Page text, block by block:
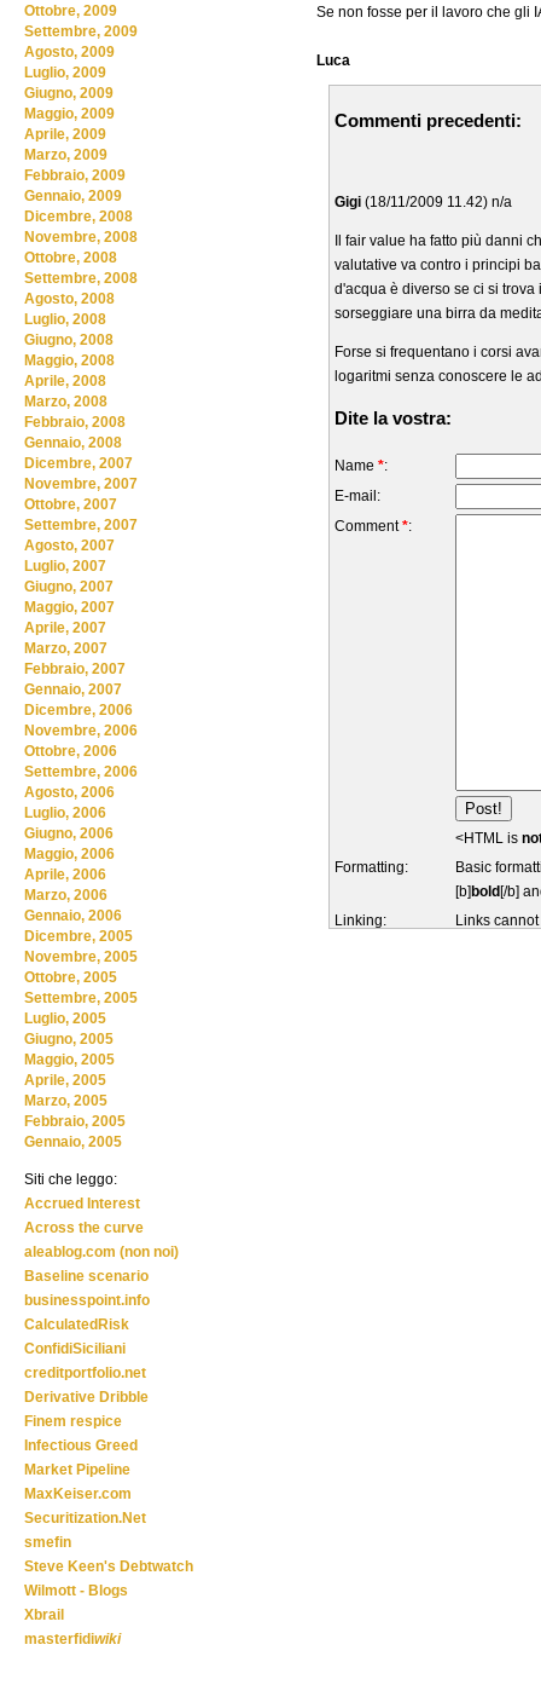
Se non fosse per il lavoro che gli
Luca
Commenti precedenti:
Gigi (18/11/2009 11.42) n/a
Il fair value ha fatto più danni
valutative va contro i principi
d'acqua è diverso se ci si
sorseggiare una birra da
Forse si frequentano i corsi
logaritmi senza conoscere le
Dite la vostra:
Name *:
E-mail:
Comment*:
<HTML is
Formatting:
Basic
[b] bold [/b]
Linking:
Links
Ottobre, 2009
Settembre, 2009
Agosto, 2009
Luglio, 2009
Giugno, 2009
Maggio, 2009
Aprile, 2009
Marzo, 2009
Febbraio, 2009
Gennaio, 2009
Dicembre, 2008
Novembre, 2008
Ottobre, 2008
Settembre, 2008
Agosto, 2008
Luglio, 2008
Giugno, 2008
Maggio, 2008
Aprile, 2008
Marzo, 2008
Febbraio, 2008
Gennaio, 2008
Dicembre, 2007
Novembre, 2007
Ottobre, 2007
Settembre, 2007
Agosto, 2007
Luglio, 2007
Giugno, 2007
Maggio, 2007
Aprile, 2007
Marzo, 2007
Febbraio, 2007
Gennaio, 2007
Dicembre, 2006
Novembre, 2006
Ottobre, 2006
Settembre, 2006
Agosto, 2006
Luglio, 2006
Giugno, 2006
Maggio, 2006
Aprile, 2006
Marzo, 2006
Gennaio, 2006
Dicembre, 2005
Novembre, 2005
Ottobre, 2005
Settembre, 2005
Luglio, 2005
Giugno, 2005
Maggio, 2005
Aprile, 2005
Marzo, 2005
Febbraio, 2005
Gennaio, 2005
Siti che leggo:
Accrued Interest
Across the curve
aleablog.com (non noi)
Baseline scenario
businesspoint.info
CalculatedRisk
ConfidiSiciliani
creditportfolio.net
Derivative Dribble
Finem respice
Infectious Greed
Market Pipeline
MaxKeiser.com
Securitization.Net
smefin
Steve Keen's Debtwatch
Wilmott - Blogs
Xbrail
masterfidiwiki